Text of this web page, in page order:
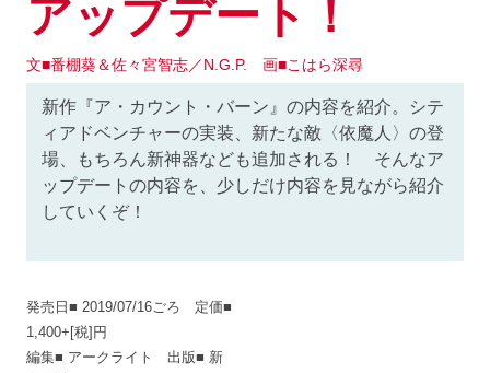
アップデート！
文■番棚葵＆佐々宮智志／N.G.P. 画■こはら深尋
新作『ア・カウント・バーン』の内容を紹介。シテ
ィアドベンチャーの実装、新たな敵〈依魔人〉の登
場、もちろん新神器なども追加される！ そんなア
ップデートの内容を、少しだけ内容を見ながら紹介
していくぞ！
発売日■ 2019/07/16ごろ 定価■
1,400+[税]円
編集■ アークライト 出版■ 新